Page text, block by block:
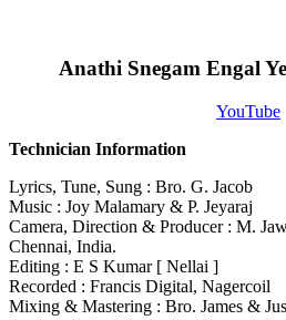
Anathi Snegam Engal
YouTube
Technician Information
Lyrics, Tune, Sung : Bro. G. Jacob
Music : Joy Malamary & P. Jeyaraj
Camera, Direction & Producer : M.
Chennai, India.
Editing : E S Kumar [ Nellai ]
Recorded : Francis Digital, Nagercoil
Mixing & Mastering : Bro. James &